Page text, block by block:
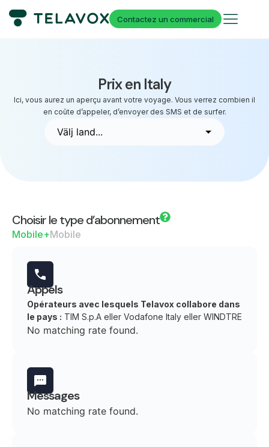
Contactez un commercial
Prix en Italy
Ici, vous aurez un aperçu avant votre voyage. Vous verrez combien il
en coûte d’appeler, d’envoyer des SMS et de surfer.
Choisir le type d’abonnement
Mobile+Mobile
Appels
Opérateurs avec lesquels Telavox collabore dans
le pays : TIM S.p.A eller Vodafone Italy eller WINDTRE
No matching rate found.
Messages
No matching rate found.